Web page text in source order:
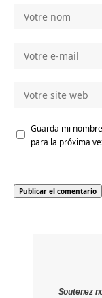
Guarda mi
para la próxima
Soutenez